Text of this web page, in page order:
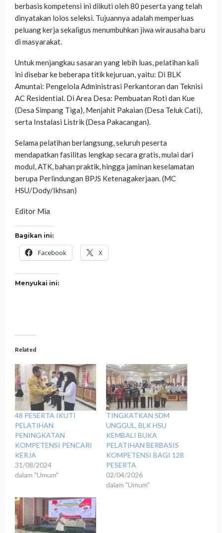
berbasis kompetensi ini diikuti oleh 80 peserta yang telah
dinyatakan lolos seleksi. Tujuannya adalah memperluas
peluang kerja sekaligus menumbuhkan jiwa wirausaha baru
di masyarakat.
Untuk menjangkau sasaran yang lebih luas, pelatihan kali
ini disebar ke beberapa titik kejuruan, yaitu: Di BLK
Amuntai: Pengelola Administrasi Perkantoran dan Teknisi
AC Residential. Di Area Desa: Pembuatan Roti dan Kue
(Desa Simpang Tiga), Menjahit Pakaian (Desa Teluk Cati),
serta Instalasi Listrik (Desa Pakacangan).
Selama pelatihan berlangsung, seluruh peserta
mendapatkan fasilitas lengkap secara gratis, mulai dari
modul, ATK, bahan praktik, hingga jaminan keselamatan
berupa Perlindungan BPJS Ketenagakerjaan. (MC
HSU/Dody/Ikhsan)
Editor Mia
Bagikan ini:
Facebook X
Menyukai ini:
Related
48 PESERTA IKUTI
PELATIHAN
PENINGKATAN
KOMPETENSI PENCARI
KERJA
31/08/2024
dalam "Umum"
‎TINGKATKAN SDM
UNGGUL, BLK HSU
KEMBALI BUKA
PELATIHAN BERBASIS
KOMPETENSI BAGI 128
PESERTA
02/04/2026
dalam "Umum"